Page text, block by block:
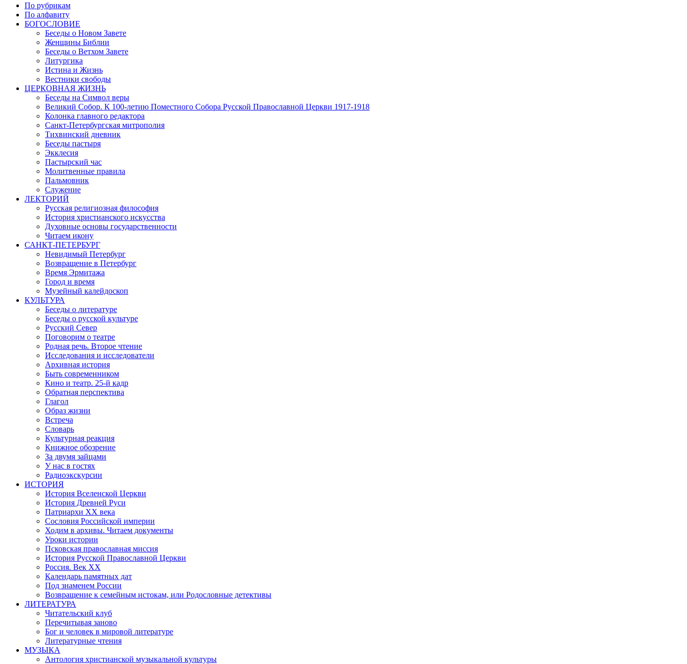
По рубрикам
По алфавиту
БОГОСЛОВИЕ
Беседы о Новом Завете
Женщины Библии
Беседы о Ветхом Завете
Литургика
Истина и Жизнь
Вестники свободы
ЦЕРКОВНАЯ ЖИЗНЬ
Беседы на Символ веры
Великий Собор. К 100-летию Поместного Собора Русской Православной Церкви 1917-1918
Колонка главного редактора
Санкт-Петербургская митрополия
Тихвинский дневник
Беседы пастыря
Экклесия
Пастырский час
Молитвенные правила
Пальмовник
Служение
ЛЕКТОРИЙ
Русская религиозная философия
История христианского искусства
Духовные основы государственности
Читаем икону
САНКТ-ПЕТЕРБУРГ
Невидимый Петербург
Возвращение в Петербург
Время Эрмитажа
Город и время
Музейный калейдоскоп
КУЛЬТУРА
Беседы о литературе
Беседы о русской культуре
Русский Север
Поговорим о театре
Родная речь. Второе чтение
Исследования и исследователи
Архивная история
Быть современником
Кино и театр. 25-й кадр
Обратная перспектива
Глагол
Образ жизни
Встреча
Словарь
Культурная реакция
Книжное обозрение
За двумя зайцами
У нас в гостях
Радиоэкскурсии
ИСТОРИЯ
История Вселенской Церкви
История Древней Руси
Патриархи XX века
Сословия Российской империи
Ходим в архивы. Читаем документы
Уроки истории
Псковская православная миссия
История Русской Православной Церкви
Россия. Век ХХ
Календарь памятных дат
Под знаменем России
Возвращение к семейным истокам, или Родословные детективы
ЛИТЕРАТУРА
Читательский клуб
Перечитывая заново
Бог и человек в мировой литературе
Литературные чтения
МУЗЫКА
Антология христианской музыкальной культуры